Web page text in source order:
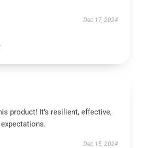
Dec 17, 2024
product! It’s resilient, effective,
Dec 15, 2024